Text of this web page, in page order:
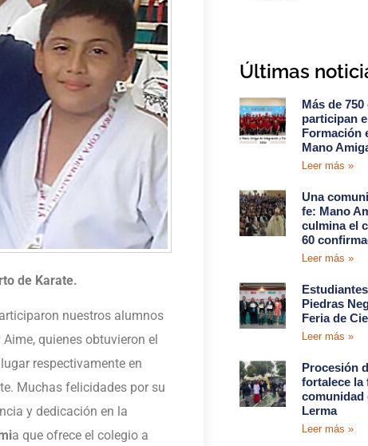
de Karate.
nuestros alumnos
Aime, quienes obtuvieron el
lugar respectivamente en
Muchas felicidades por su
y dedicación en la
a que ofrece el colegio a
Últimas
Más de
participan
Formación
Mano
Leer más »
Una
fe: Mano
culmina el
60
Leer más »
Piedras
Feria de
Leer más »
Procesión
fortalece la
comunidad
Lerma
Leer más »